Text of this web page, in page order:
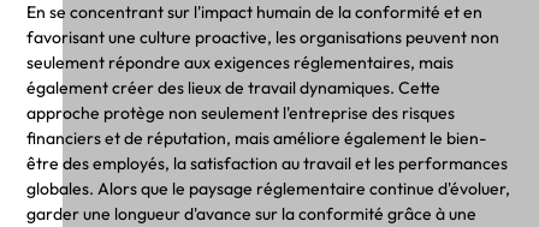
En se concentrant sur l'impact humain de la conformité et en
favorisant une culture proactive, les organisations peuvent non
seulement répondre aux exigences réglementaires, mais
également créer des lieux de travail dynamiques. Cette
approche protège non seulement l'entreprise des risques
financiers et de réputation, mais améliore également le bien-
être des employés, la satisfaction au travail et les performances
globales. Alors que le paysage réglementaire continue d'évoluer,
garder une longueur d'avance sur la conformité grâce à une